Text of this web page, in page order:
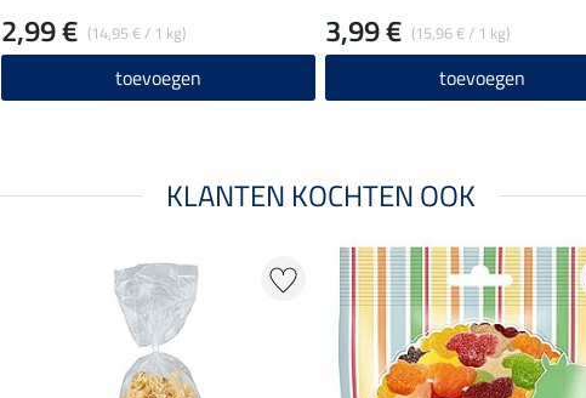
(14,95 € / 1 kg)
2,99 €
toevoegen
(15,96 € / 1 kg)
3,99 €
toevoegen
KLANTEN KOCHTEN OOK